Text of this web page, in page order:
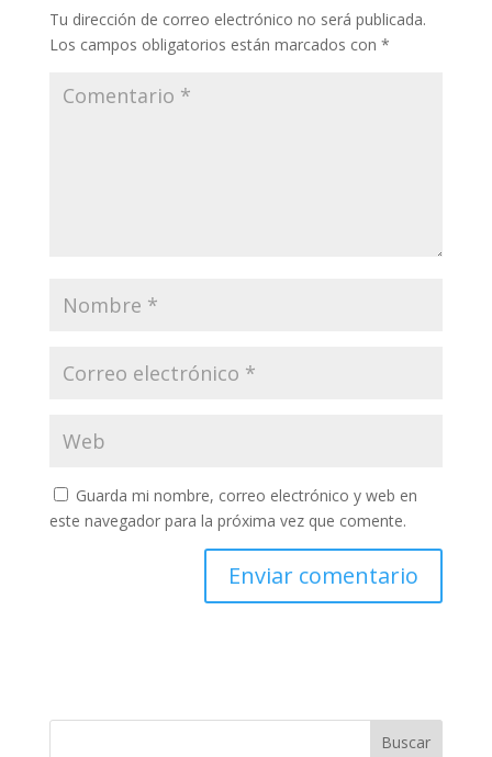
Tu dirección de correo electrónico no será publicada.
Los campos obligatorios están marcados con *
Guarda mi nombre, correo electrónico y web en
este navegador para la próxima vez que comente.